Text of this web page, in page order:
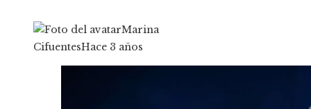
Marina
CifuentesHace 3 años